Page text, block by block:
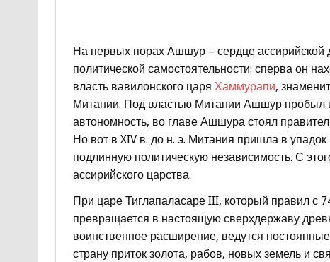
На первых порах Ашшур – сердце
политической самостоятельности: сперва он
власть вавилонского царя Хаммурапи,
Митании. Под властью Митании Ашшур пробыл
автономность, во главе Ашшура стоял
Но вот в XIV в. до н. э. Митания пришла в
подлинную политическую независимость. С
ассирийского царства.
При царе Тиглапаласаре III, который правил с
превращается в настоящую сверхдержаву
воинственное расширение, ведутся
страну приток золота, рабов, новых земель и